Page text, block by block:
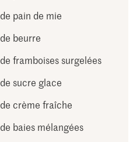
de pain de mie
de beurre
de framboises surgelées
de sucre glace
de crème fraîche
de baies mélangées